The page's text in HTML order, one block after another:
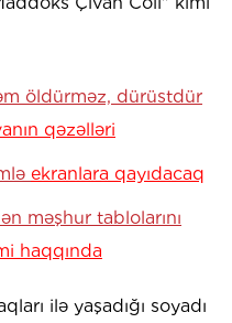
öldürməz, dürüstdür
qəzəlləri
ekranlara qayıdacaq
məşhur tablolarını
haqqında
ilə yaşadığı soyadı